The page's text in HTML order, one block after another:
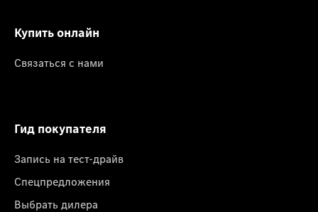
Купить онлайн
Связаться с нами
Гид покупателя
Запись на тест-драйв
Спецпредложения
Выбрать дилера